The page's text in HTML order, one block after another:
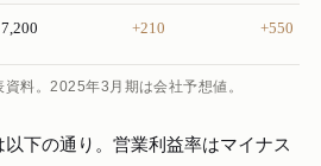
7,200 +210 +550
料。2025年3月期は会社予想値。
下の通り。営業利益率はマイナス